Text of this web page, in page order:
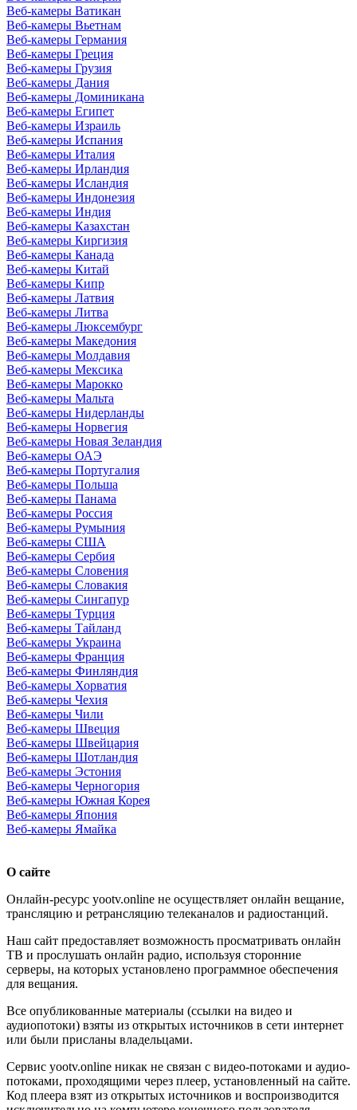
Веб-камеры Ватикан
Веб-камеры Вьетнам
Веб-камеры Германия
Веб-камеры Греция
Веб-камеры Грузия
Веб-камеры Дания
Веб-камеры Доминикана
Веб-камеры Египет
Веб-камеры Израиль
Веб-камеры Испания
Веб-камеры Италия
Веб-камеры Ирландия
Веб-камеры Исландия
Веб-камеры Индонезия
Веб-камеры Индия
Веб-камеры Казахстан
Веб-камеры Киргизия
Веб-камеры Канада
Веб-камеры Китай
Веб-камеры Кипр
Веб-камеры Латвия
Веб-камеры Литва
Веб-камеры Люксембург
Веб-камеры Македония
Веб-камеры Молдавия
Веб-камеры Мексика
Веб-камеры Марокко
Веб-камеры Мальта
Веб-камеры Нидерланды
Веб-камеры Норвегия
Веб-камеры Новая Зеландия
Веб-камеры ОАЭ
Веб-камеры Португалия
Веб-камеры Польша
Веб-камеры Панама
Веб-камеры Россия
Веб-камеры Румыния
Веб-камеры США
Веб-камеры Сербия
Веб-камеры Словения
Веб-камеры Словакия
Веб-камеры Сингапур
Веб-камеры Турция
Веб-камеры Тайланд
Веб-камеры Украина
Веб-камеры Франция
Веб-камеры Финляндия
Веб-камеры Хорватия
Веб-камеры Чехия
Веб-камеры Чили
Веб-камеры Швеция
Веб-камеры Швейцария
Веб-камеры Шотландия
Веб-камеры Эстония
Веб-камеры Черногория
Веб-камеры Южная Корея
Веб-камеры Япония
Веб-камеры Ямайка
О сайте
Онлайн-ресурс yootv.online не осуществляет онлайн вещание,
трансляцию и ретрансляцию телеканалов и радиостанций.
Наш сайт предоставляет возможность просматривать онлайн
ТВ и прослушать онлайн радио, используя сторонние
серверы, на которых установлено программное обеспечения
для вещания.
Все опубликованные материалы (ссылки на видео и
аудиопотоки) взяты из открытых источников в сети интернет
или были присланы владельцами.
Сервис yootv.online никак не связан с видео-потоками и аудио-
потоками, проходящими через плеер, установленный на сайте.
Код плеера взят из открытых источников и воспроизводится